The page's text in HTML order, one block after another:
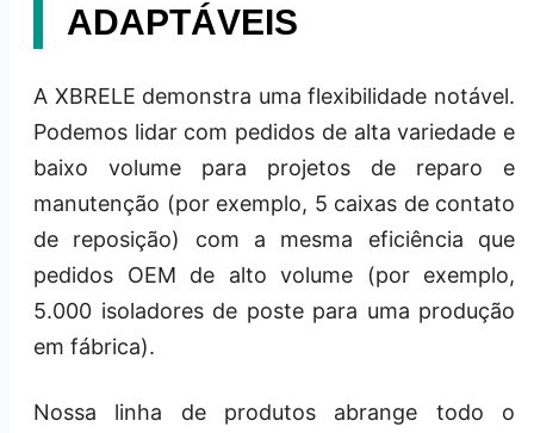
ADAPTÁVEIS
A XBRELE demonstra uma flexibilidade notável.
Podemos lidar com pedidos de alta variedade e
baixo volume para projetos de reparo e
manutenção (por exemplo, 5 caixas de contato
de reposição) com a mesma eficiência que
pedidos OEM de alto volume (por exemplo,
5.000 isoladores de poste para uma produção
em fábrica).
Nossa linha de produtos abrange todo o